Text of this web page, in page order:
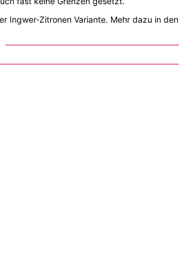
Ingwer-Zitronen Variante. Mehr dazu in